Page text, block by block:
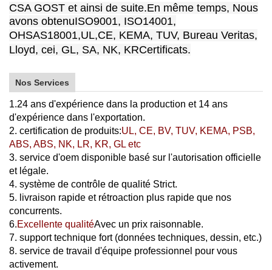
CSA GOST et ainsi de suite.En même temps, Nous
avons obtenuISO9001, ISO14001,
OHSAS18001,UL,CE, KEMA, TUV, Bureau Veritas,
Lloyd, cei, GL, SA, NK, KRCertificats.
Nos Services
1.24 ans d'expérience dans la production et 14 ans
d'expérience dans l'exportation.
2. certification de produits:UL, CE, BV, TUV, KEMA, PSB,
ABS, ABS, NK, LR, KR, GL etc
3. service d'oem disponible basé sur l'autorisation officielle
et légale.
4. système de contrôle de qualité Strict.
5. livraison rapide et rétroaction plus rapide que nos
concurrents.
6.Excellente qualitéAvec un prix raisonnable.
7. support technique fort (données techniques, dessin, etc.)
8. service de travail d'équipe professionnel pour vous
activement.